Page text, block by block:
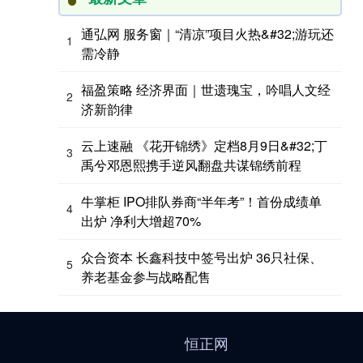
1
通弘网 服务窗｜“清凉”项目火热&#32;游玩还
需冷静
2 福盈策略 经济界面｜世遗瑰宝，吟唱人文经
济新韵律
3 云上速融 《花开锦绣》定档8月9日&#32;丁
禹兮邓恩熙携手逆风翻盘共谋锦绣前程
4 牛掌柜 IPO排队券商“半年考”！首份成绩单
出炉 净利大增超70%
5 众合资本 长鑫科技中签号出炉 36只社保、
养老基金参与战略配售
恒正网